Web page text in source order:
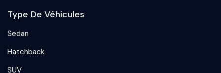
Type De Véhicules
Sedan
Hatchback
SUV